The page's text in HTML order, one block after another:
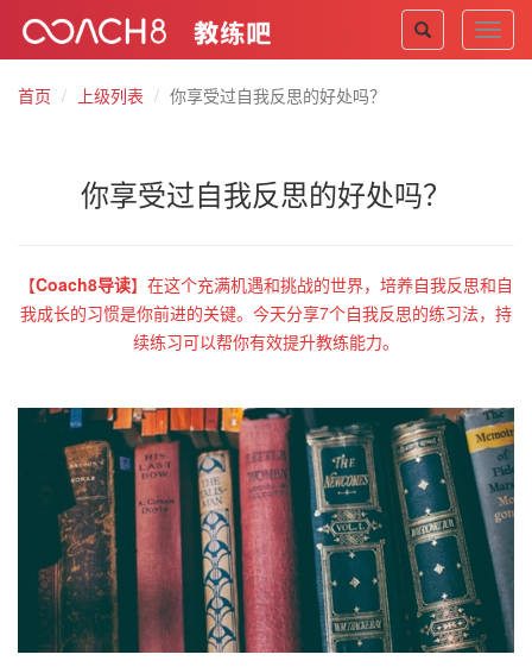
首页
上级列表 你享受过自我反思的好处吗？
你享受过自我反思的好处吗？
【Coach8导读】 在这个充满机遇和挑战的世界，培养自我反思和自
我成长的习惯是你前进的关键。今天分享7个自我反思的练习法，持
续练习可以帮你有效提升教练能力。